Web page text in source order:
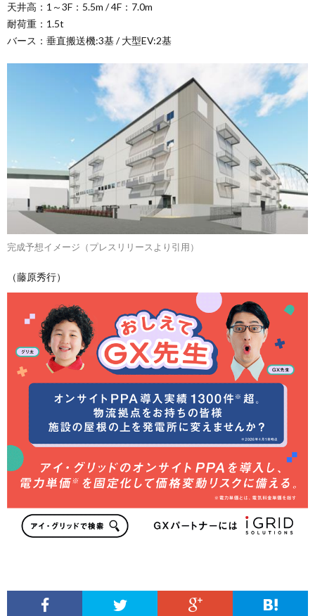
天井高：1～3F：5.5m / 4F：7.0m
耐荷重：1.5t
バース：垂直搬送機:3基 / 大型EV:2基
完成予想イメージ（プレスリリースより引用）
（藤原秀行）